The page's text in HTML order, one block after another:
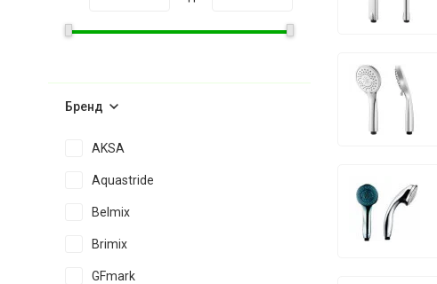
Бренд
AKSA
Aquastride
Belmix
Brimix
GFmark